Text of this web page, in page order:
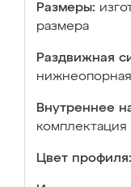
Размеры:
размера
Раздвижная
нижнеопорная
Внутреннее
комплектация
Цвет профиля: